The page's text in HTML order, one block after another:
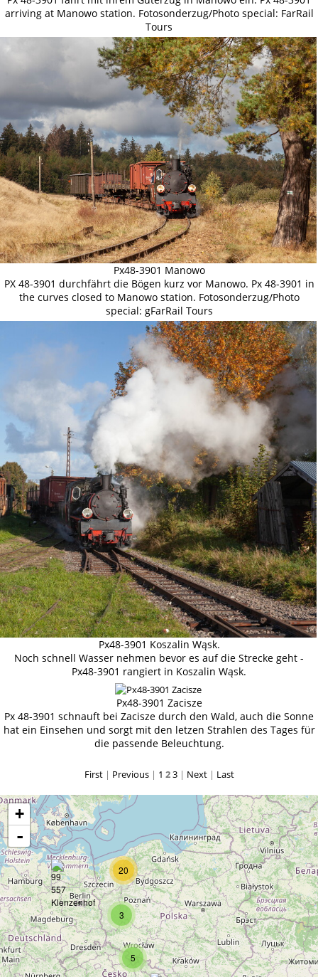
arriving at Manowo station. Fotosonderzug/Photo special: FarRail
Tours
Px48-3901 Manowo
PX 48-3901 durchfährt die Bögen kurz vor Manowo. Px 48-3901 in
the curves closed to Manowo station. Fotosonderzug/Photo
special: gFarRail Tours
Px48-3901 Koszalin Wąsk.
Noch schnell Wasser nehmen bevor es auf die Strecke geht -
Px48-3901 rangiert in Koszalin Wąsk.
Px48-3901 Zacisze
Px 48-3901 schnauft bei Zacisze durch den Wald, auch die Sonne
hat ein Einsehen und sorgt mit den letzen Strahlen des Tages für
die passende Beleuchtung.
First| Previous| 1 23 | Next | Last
5
3
20
+
-